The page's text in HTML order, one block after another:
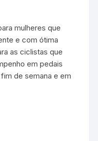
mulheres que
e com ótima
as ciclistas que
em pedais
de semana e em